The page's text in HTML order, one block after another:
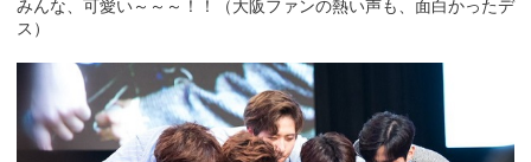
みんな、可愛い～～～！！（大阪ファンの熱い声も、面白かったデ
ス）